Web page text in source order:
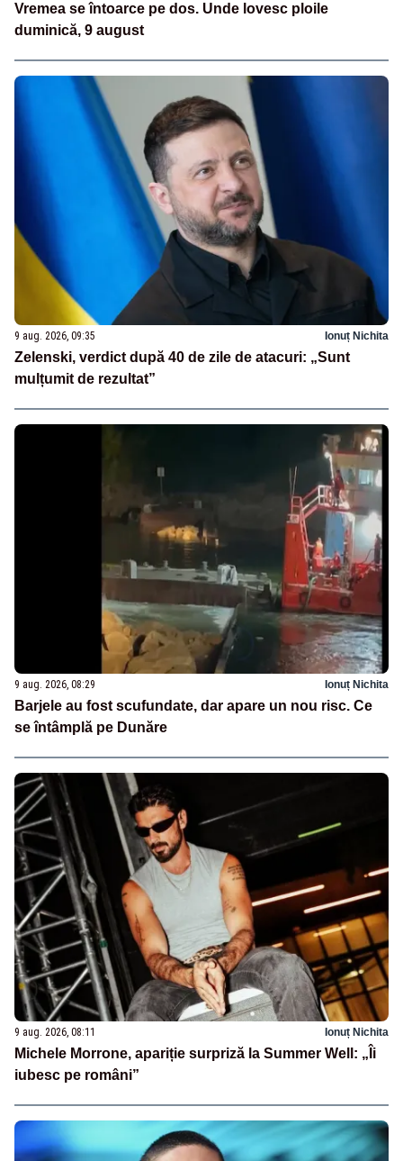
Vremea se întoarce pe dos. Unde lovesc ploile
duminică, 9 august
9 aug. 2026, 09:35 Ionuț Nichita
Zelenski, verdict după 40 de zile de atacuri: „Sunt
mulțumit de rezultat”
9 aug. 2026, 08:29 Ionuț Nichita
Barjele au fost scufundate, dar apare un nou risc. Ce
se întâmplă pe Dunăre
9 aug. 2026, 08:11 Ionuț Nichita
Michele Morrone, apariție surpriză la Summer Well: „Îi
iubesc pe români”